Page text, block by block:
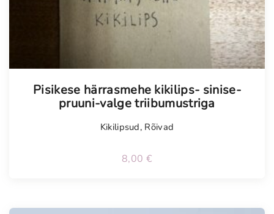
Pisikese härrasmehe kikilips- sinise-
pruuni-valge triibumustriga
Kikilipsud, Rõivad
8,00 €